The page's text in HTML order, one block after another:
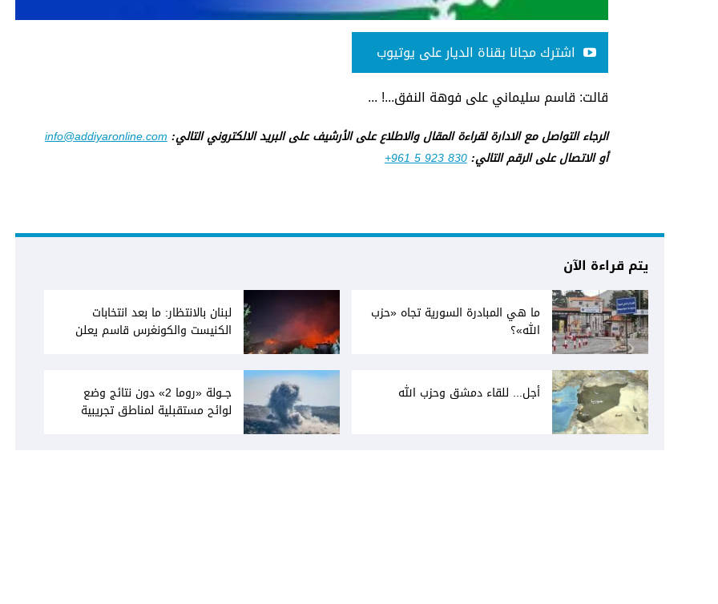
اشترك مجانا بقناة الديار على يوتيوب
قالت: قاسم سليماني على فوهة النفق...! ...
الرجاء التواصل مع الادارة لقراءة المقال والاطلاع على الأرشيف على البريد الالكتروني التالي:info@addiyaronline.com
أو الاتصال على الرقم التالي:+961 5 923 830
يتم قراءة الآن
ما هي المبادرة السورية تجاه «حزب
الله»؟
لبنان بالانتظار: ما بعد انتخابات
الكنيست والكونغرس قاسم يعلن
أجل... للقاء دمشق وحزب الله
جــولة «روما 2» دون نتائج وضع
لوائح مستقبلية لمناطق تجريبية